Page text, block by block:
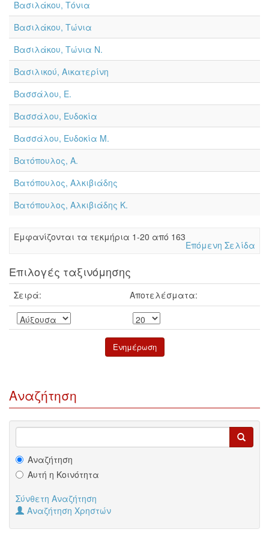
Βασιλάκου, Τόνια
Βασιλάκου, Τώνια
Βασιλάκου, Τώνια Ν.
Βασιλικού, Αικατερίνη
Βασσάλου, Ε.
Βασσάλου, Ευδοκία
Βασσάλου, Ευδοκία Μ.
Βατόπουλος, Α.
Βατόπουλος, Αλκιβιάδης
Βατόπουλος, Αλκιβιάδης Κ.
Eμφανίζονται τα τεκμήρια 1-20 από 163
Επόμενη Σελίδα
Επιλογές ταξινόμησης
Σειρά: Αποτελέσματα:
Αναζήτηση
Αναζήτηση
Αυτή η Κοινότητα
Σύνθετη Αναζήτηση
Αναζήτηση Χρηστών